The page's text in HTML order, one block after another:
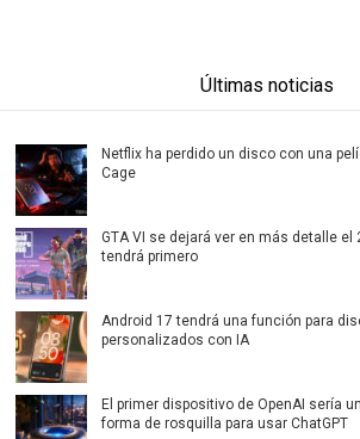
Últimas noticias
Netflix ha perdido un disco con una
Cage
GTA VI se dejará ver en más detalle el
tendrá primero
Android 17 tendrá una función para
personalizados con IA
El primer dispositivo de OpenAI sería
forma de rosquilla para usar ChatGPT